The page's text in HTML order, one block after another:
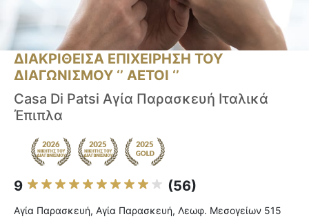
ΔΙΑΚΡΙΘΕΙΣΑ ΕΠΙΧΕΙΡΗΣΗ ΤΟΥ
ΔΙΑΓΩΝΙΣΜΟΥ ‘’ ΑΕΤΟΙ ‘’
Casa Di Patsi Αγία Παρασκευή Ιταλικά
Έπιπλα
9 (56)
Αγία Παρασκευή, Αγία Παρασκευή, Λεωφ. Μεσογείων 515